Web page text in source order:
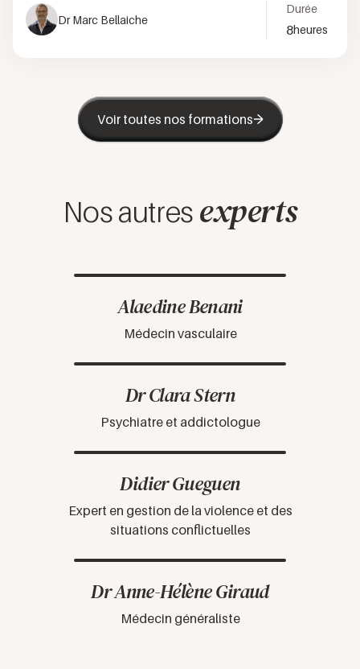
Dr Marc Bellaiche
Durée
8heures
Voir toutes nos formations
Nos autres experts
Alaedine Benani
Médecin vasculaire
Dr Clara Stern
Psychiatre et addictologue
Didier Gueguen
Expert en gestion de la violence et des
situations conflictuelles
Dr Anne-Hélène Giraud
Médecin généraliste